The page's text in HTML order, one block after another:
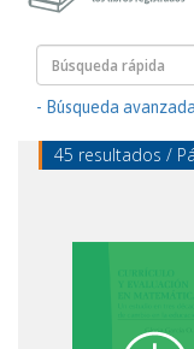
- Búsqueda
45 resultados /